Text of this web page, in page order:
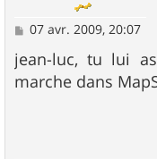
M
s
s
a
07 avr. 2009, 20:07
jean-luc, tu lui
marche dans